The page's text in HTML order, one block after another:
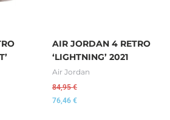
AIR JORDAN 4 RETRO
‘LIGHTNING’ 2021
Air Jordan
84,95€
76,46 €